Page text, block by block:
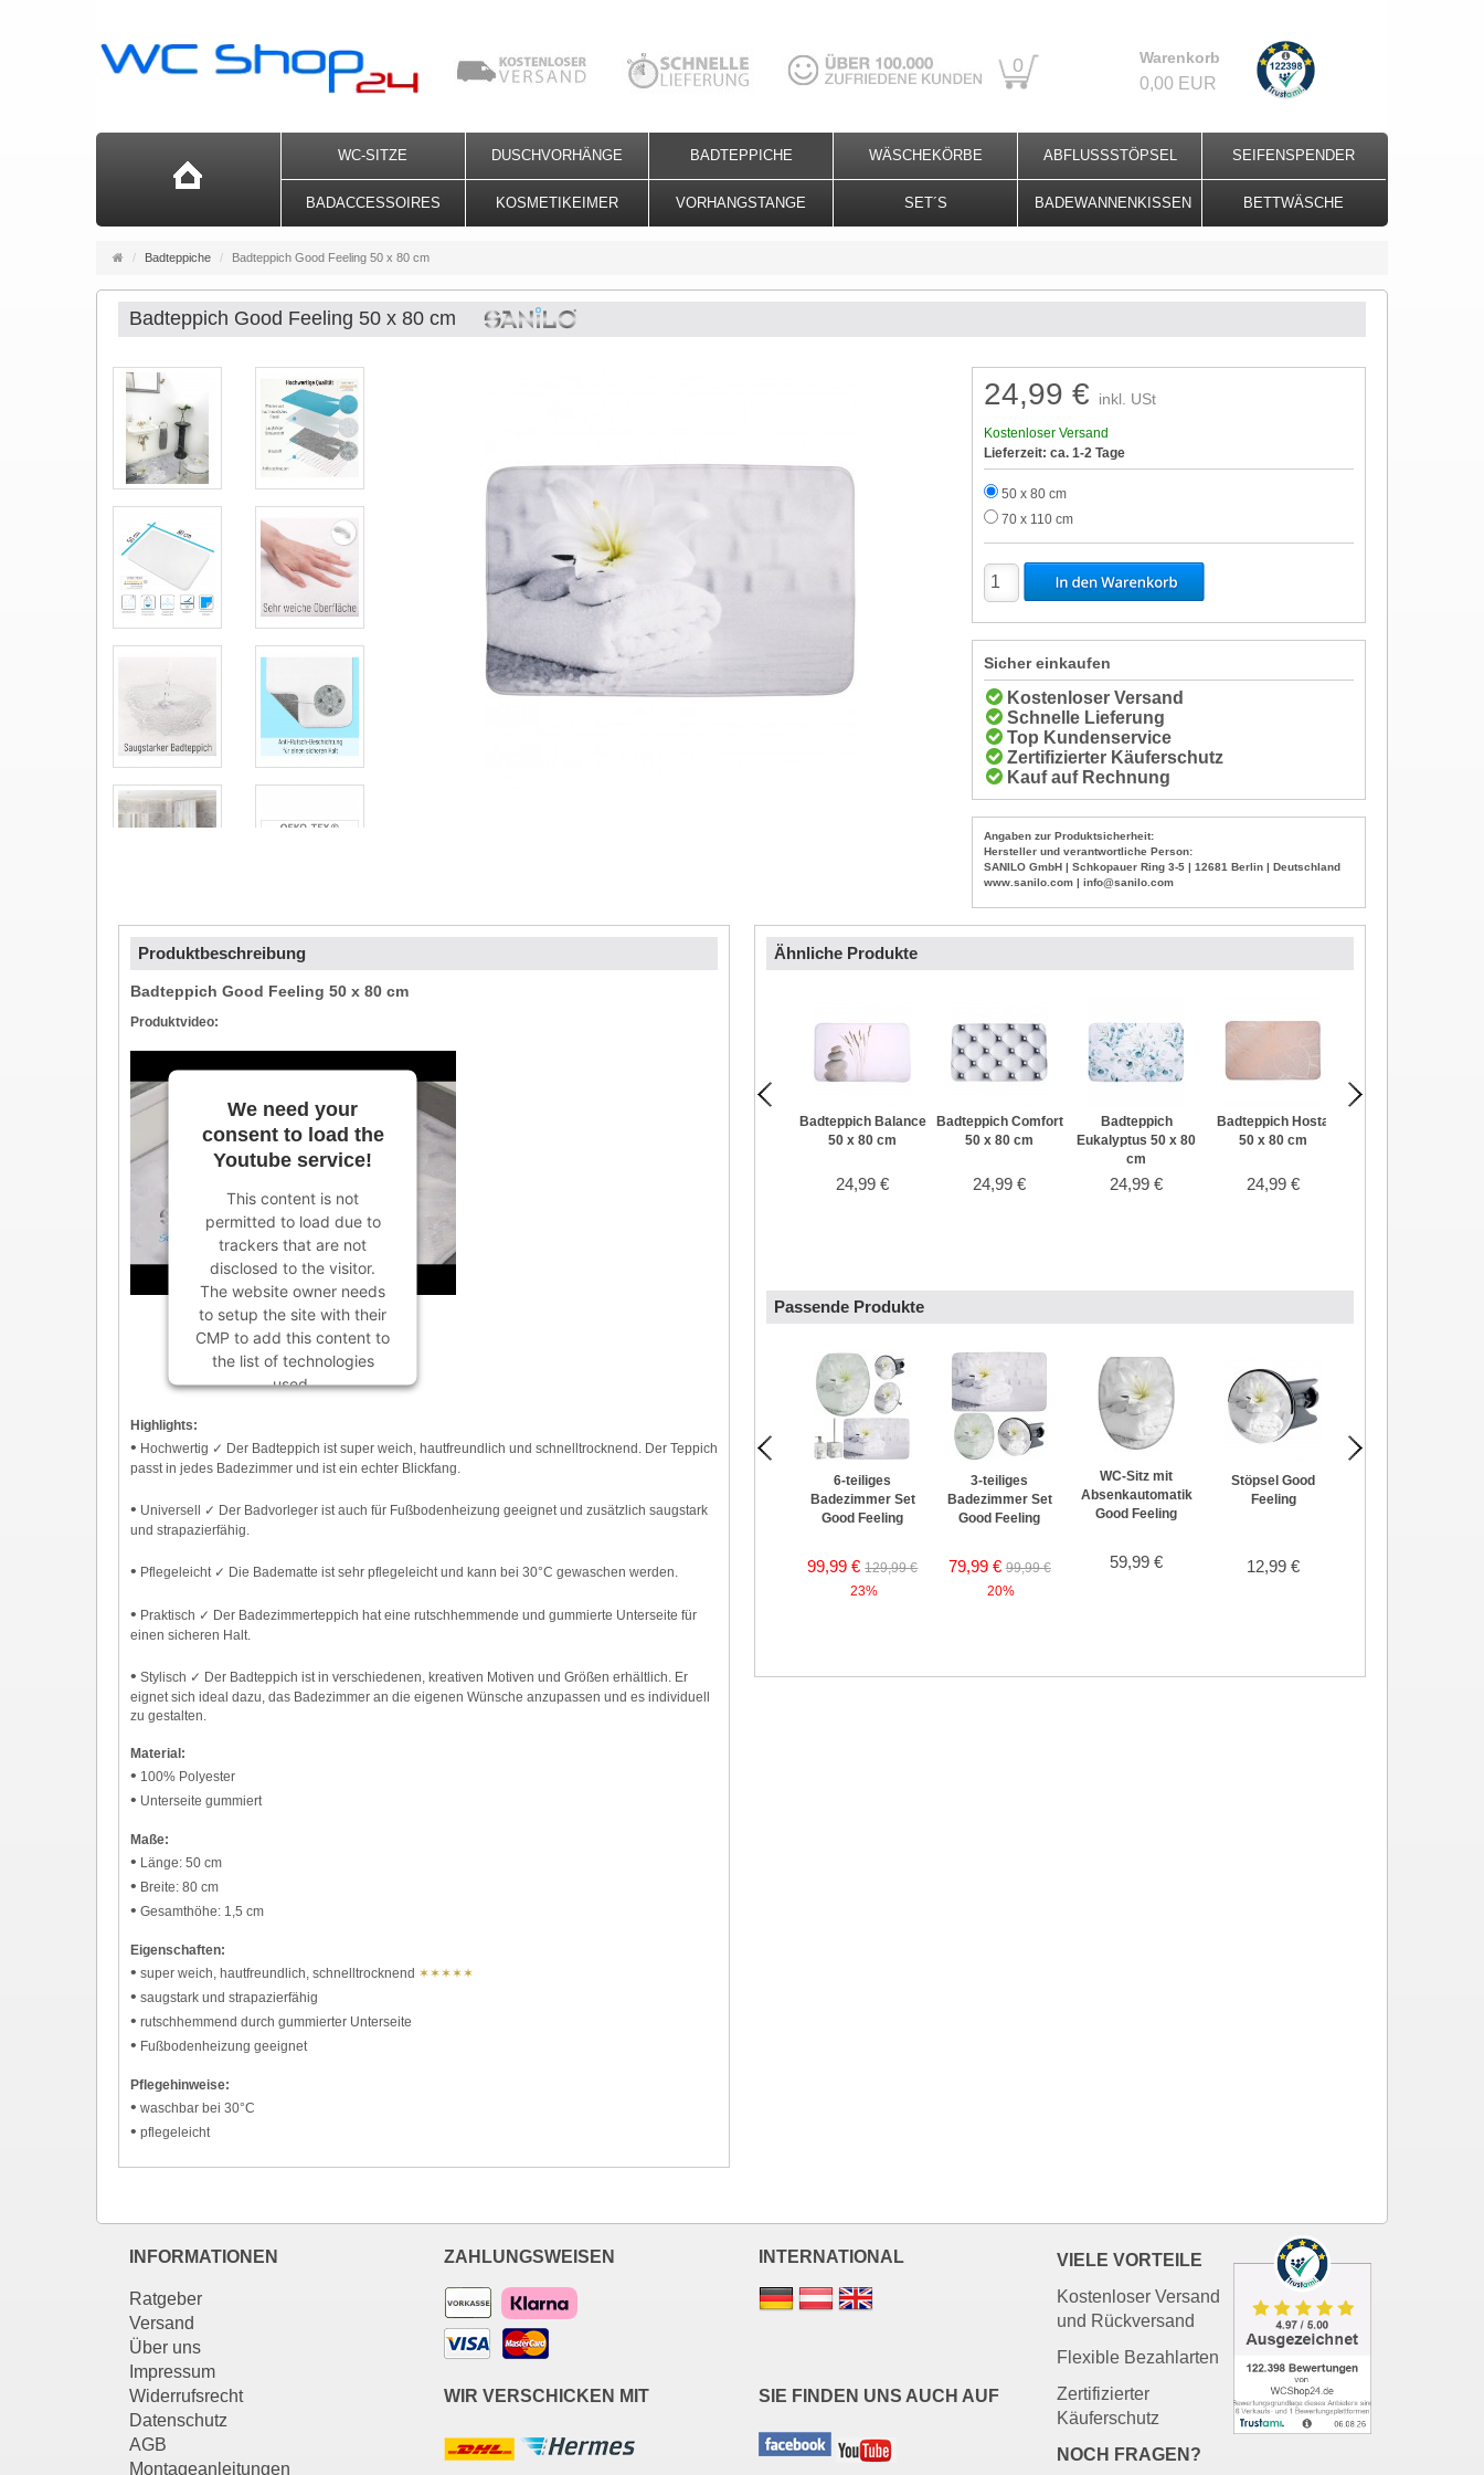
0 Warenkorb
0,00 EUR
WC-SITZE DUSCHVORHÄNGE BADTEPPICHE WÄSCHEKÖRBE ABFLUSSSTÖPSEL SEIFENSPENDER
BADACCESSOIRES KOSMETIKEIMER VORHANGSTANGE SET´S BADEWANNENKISSEN BETTWÄSCHE
Startseite
Badteppiche Badteppich Good Feeling 50 x 80 cm
Badteppich Good Feeling 50 x 80 cm
24,99 € inkl. USt
Kostenloser Versand
Lieferzeit: ca. 1-2 Tage
50 x 80 cm
70 x 110 cm
Sicher einkaufen
Kostenloser Versand
Schnelle Lieferung
Top Kundenservice
Zertifizierter Käuferschutz
Kauf auf Rechnung
Angaben zur Produktsicherheit:
Hersteller und verantwortliche Person:
SANILO GmbH | Schkopauer Ring 3-5 | 12681 Berlin | Deutschland
www.sanilo.com | info@sanilo.com
Produktbeschreibung
Badteppich Good Feeling 50 x 80 cm
Produktvideo:
We need your
consent to load the
Youtube service!
This content is not
permitted to load due to
trackers that are not
disclosed to the visitor.
The website owner needs
to setup the site with their
CMP to add this content to
the list of technologies
used.
Consent Management
Platform
Highlights:
• Hochwertig ✓ Der Badteppich ist super weich, hautfreundlich und schnelltrocknend. Der Teppich
passt in jedes Badezimmer und ist ein echter Blickfang.
• Universell ✓ Der Badvorleger ist auch für Fußbodenheizung geeignet und zusätzlich saugstark
und strapazierfähig.
• Pflegeleicht ✓ Die Badematte ist sehr pflegeleicht und kann bei 30°C gewaschen werden.
• Praktisch ✓ Der Badezimmerteppich hat eine rutschhemmende und gummierte Unterseite für
einen sicheren Halt.
• Stylisch ✓ Der Badteppich ist in verschiedenen, kreativen Motiven und Größen erhältlich. Er
eignet sich ideal dazu, das Badezimmer an die eigenen Wünsche anzupassen und es individuell
zu gestalten.
Material:
• 100% Polyester
• Unterseite gummiert
Maße:
• Länge: 50 cm
• Breite: 80 cm
• Gesamthöhe: 1,5 cm
Eigenschaften:
• super weich, hautfreundlich, schnelltrocknend ✶✶✶✶✶
• saugstark und strapazierfähig
• rutschhemmend durch gummierter Unterseite
• Fußbodenheizung geeignet
Pflegehinweise:
• waschbar bei 30°C
• pflegeleicht
Ähnliche Produkte
Badteppich Balance
50 x 80 cm
24,99 €
Badteppich Comfort
50 x 80 cm
24,99 €
Badteppich
Eukalyptus 50 x 80
cm
24,99 €
Badteppich Hosta
50 x 80 cm
24,99 €
Passende Produkte
6-teiliges
Badezimmer Set
Good Feeling
99,99 €129,99 €
23%
3-teiliges
Badezimmer Set
Good Feeling
79,99 € 99,99 €
20%
WC-Sitz mit
Absenkautomatik
Good Feeling
59,99 €
Stöpsel Good
Feeling
12,99 €
VIELE VORTEILE
Kostenloser Versand
und Rückversand
Flexible Bezahlarten
Zertifizierter
Käuferschutz
NOCH FRAGEN?
INFORMATIONEN
Ratgeber
Versand
Über uns
Impressum
Widerrufsrecht
Datenschutz
AGB
Montageanleitungen
ZAHLUNGSWEISEN INTERNATIONAL
WIR VERSCHICKEN MIT SIE FINDEN UNS AUCH AUF